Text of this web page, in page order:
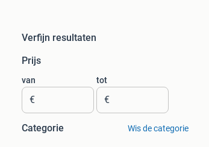
Verfijn resultaten
Prijs
van
€
tot
€
Categorie Wis de categorie